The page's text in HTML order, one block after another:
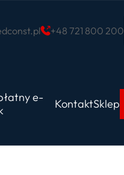
+48 721 800 200
e-
KontaktSklep